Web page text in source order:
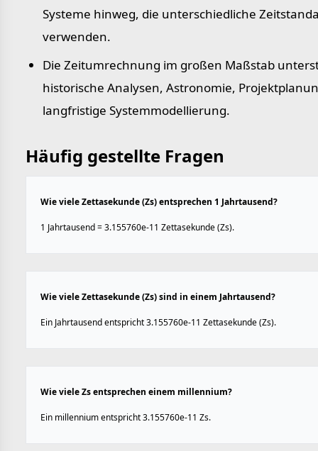
Systeme hinweg, die unterschiedliche
verwenden.
Die Zeitumrechnung im großen Maßstab
historische Analysen, Astronomie,
langfristige Systemmodellierung.
Häufig gestellte Fragen
Wie viele Zettasekunde (Zs) entsprechen 1 Jahrtausend?
1 Jahrtausend = 3.155760e-11 Zettasekunde (Zs).
Wie viele Zettasekunde (Zs) sind in einem Jahrtausend?
Ein Jahrtausend entspricht 3.155760e-11 Zettasekunde (Zs).
Wie viele Zs entsprechen einem millennium?
Ein millennium entspricht 3.155760e-11 Zs.